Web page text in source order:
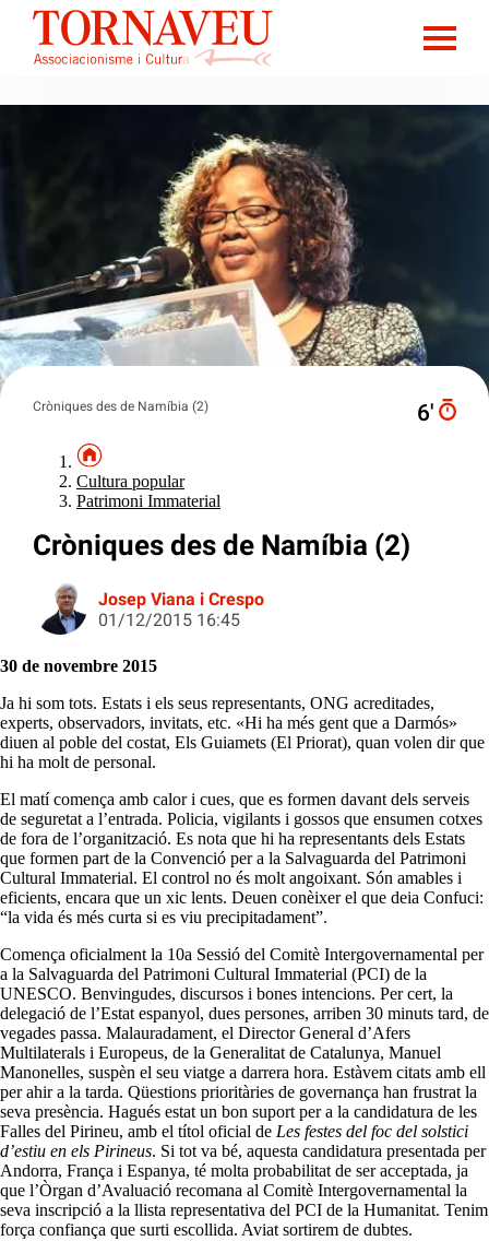
Cròniques des de Namíbia (2) 6′
Cultura popular
Patrimoni Immaterial
Cròniques des de Namíbia (2)
Josep Viana i Crespo
01/12/2015 16:45
30 de novembre 2015
Ja hi som tots. Estats i els seus representants, ONG acreditades,
experts, observadors, invitats, etc. «Hi ha més gent que a Darmós»
diuen al poble del costat, Els Guiamets (El Priorat), quan volen dir que
hi ha molt de personal.
El matí comença amb calor i cues, que es formen davant dels serveis
de seguretat a l’entrada. Policia, vigilants i gossos que ensumen cotxes
de fora de l’organització. Es nota que hi ha representants dels Estats
que formen part de la Convenció per a la Salvaguarda del Patrimoni
Cultural Immaterial. El control no és molt angoixant. Són amables i
eficients, encara que un xic lents. Deuen conèixer el que deia Confuci:
“la vida és més curta si es viu precipitadament”.
Comença oficialment la 10a Sessió del Comitè Intergovernamental per
a la Salvaguarda del Patrimoni Cultural Immaterial (PCI) de la
UNESCO. Benvingudes, discursos i bones intencions. Per cert, la
delegació de l’Estat espanyol, dues persones, arriben 30 minuts tard, de
vegades passa. Malauradament, el Director General d’Afers
Multilaterals i Europeus, de la Generalitat de Catalunya, Manuel
Manonelles, suspèn el seu viatge a darrera hora. Estàvem citats amb ell
per ahir a la tarda. Qüestions prioritàries de governança han frustrat la
seva presència. Hagués estat un bon suport per a la candidatura de les
Falles del Pirineu, amb el títol oficial de Les festes del foc del solstici
d’estiu en els Pirineus. Si tot va bé, aquesta candidatura presentada per
Andorra, França i Espanya, té molta probabilitat de ser acceptada, ja
que l’Òrgan d’Avaluació recomana al Comitè Intergovernamental la
seva inscripció a la llista representativa del PCI de la Humanitat. Tenim
força confiança que surti escollida. Aviat sortirem de dubtes.